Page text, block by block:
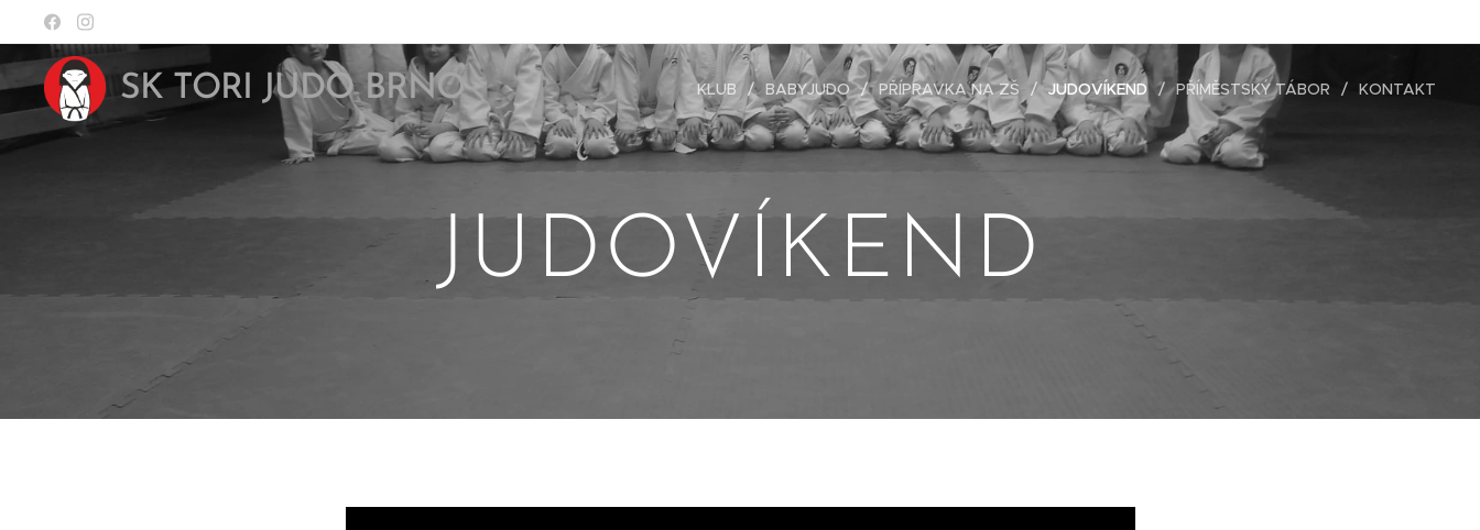
SK TORI JUDO BRNO KLUB BABYJUDO PŘÍPRAVKA NA ZŠ JUDOVÍKEND PŘÍMĚSTSKÝ TÁBOR KONTAKT
JUDOVÍKEND